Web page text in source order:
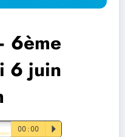
6ème
6 juin
00:00 P